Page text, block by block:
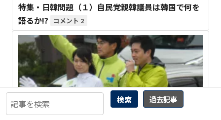
検索 過去記事
特集・日韓問題（１）自民党親韓議員は韓国で何を
語るか!?
2